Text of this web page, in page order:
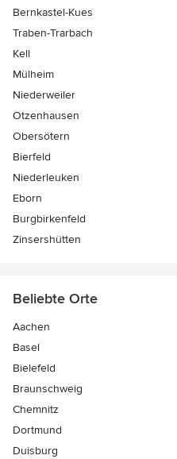
Bernkastel-Kues
Traben-Trarbach
Kell
Mülheim
Niederweiler
Otzenhausen
Obersötern
Bierfeld
Niederleuken
Eborn
Burgbirkenfeld
Zinsershütten
Beliebte Orte
Aachen
Basel
Bielefeld
Braunschweig
Chemnitz
Dortmund
Duisburg